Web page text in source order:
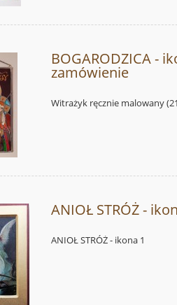
BOGARODZICA -
zamówienie
Witrażyk ręcznie malowany
ANIOŁ STRÓŻ -
ANIOŁ STRÓŻ - ikona 1